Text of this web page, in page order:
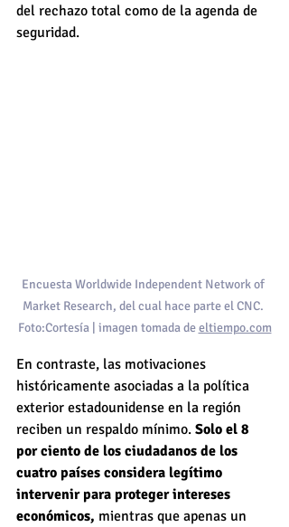
del rechazo total como de la agenda de
seguridad.
Encuesta Worldwide Independent Network of
Market Research, del cual hace parte el CNC.
Foto:Cortesía | imagen tomada de eltiempo.com
En contraste, las motivaciones
históricamente asociadas a la política
exterior estadounidense en la región
reciben un respaldo mínimo. Solo el 8
por ciento de los ciudadanos de los
cuatro países considera legítimo
intervenir para proteger intereses
económicos, mientras que apenas un